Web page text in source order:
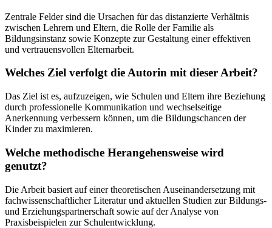
Zentrale Felder sind die Ursachen für das distanzierte Verhältnis
zwischen Lehrern und Eltern, die Rolle der Familie als
Bildungsinstanz sowie Konzepte zur Gestaltung einer effektiven
und vertrauensvollen Elternarbeit.
Welches Ziel verfolgt die Autorin mit dieser Arbeit?
Das Ziel ist es, aufzuzeigen, wie Schulen und Eltern ihre Beziehung
durch professionelle Kommunikation und wechselseitige
Anerkennung verbessern können, um die Bildungschancen der
Kinder zu maximieren.
Welche methodische Herangehensweise wird
genutzt?
Die Arbeit basiert auf einer theoretischen Auseinandersetzung mit
fachwissenschaftlicher Literatur und aktuellen Studien zur Bildungs-
und Erziehungspartnerschaft sowie auf der Analyse von
Praxisbeispielen zur Schulentwicklung.